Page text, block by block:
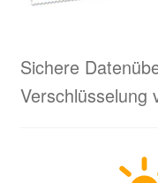
Sichere
Verschlüsselung